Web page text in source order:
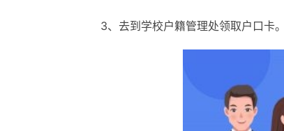
3、去到学校户籍管理处领取户口卡。